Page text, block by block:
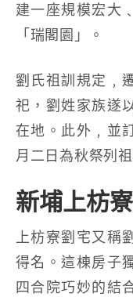
建一座規模宏大
「瑞閣園」。
劉氏祖訓規定﹐
祀，劉姓家族遂
在地。此外﹐並
月二日為秋祭列
新埔上枋
上枋寮劉宅又稱
得名。這棟房子
四合院巧妙的結